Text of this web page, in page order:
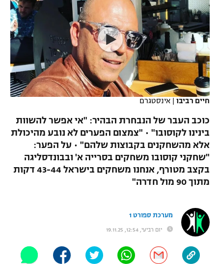
VOD
רץ ברשת
תוצאות
לוח שידורים
ברחבה
"מחצית בשכונה" – פודקאסט
נבחרת ישראל
מכבי חיפה
בית"ר ירושלים
מכבי תל אביב
הפועל תל אביב
הפועל חיפה
הפועל באר שבע
מכבי נתניה
ליגה ספרדית
ליגה איטלקית
ליגה צרפתית
ליגה הולנדית
ליגה טורקית
ליגה סינית
ליגה ברזילאית
ליגות נוספות
כדורסל נשים
מכבי תל אביב
הפועל חולון
הפועל ירושלים
דני אבדיה
יורוליג
יורוקאפ
טניס
כדוריד
כדורעף
שחייה
ג'ודו
אגרוף
ספורט אולימפי
היאבקות WWE
חיים רביבו | אינסטגרם
כוכב העבר של הנבחרת הבהיר: "אי אפשר להשוות
בינינו לקוסובו" • "צמצום הפערים לא נובע מהיכולת
אלא מהשחקנים בקבוצות שלהם" • על הפער:
"שחקני קוסובו משחקים בסרייה א' ובבונדסליגה
בקצב מטורף, אנחנו משחקים בישראל 43-44 דקות
מתוך 90 מול חדרה"
מערכת ספורט 1
יום רביעי, 12:54, 19.11.25